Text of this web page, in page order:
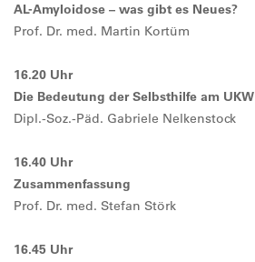
AL-Amyloidose – was gibt es Neues?
Prof. Dr. med. Martin Kortüm
16.20 Uhr
Die Bedeutung der Selbsthilfe am UKW
Dipl.-Soz.-Päd. Gabriele Nelkenstock
16.40 Uhr
Zusammenfassung
Prof. Dr. med. Stefan Störk
16.45 Uhr